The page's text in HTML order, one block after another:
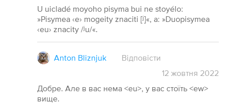
U uicladé moyoho pisyma bui ne stoyélo:
»Pisymea ‹e› mogeity znaciti [ʲ]«, a: »Duopisymea
‹eu› znacity /ʲu/«.
Anton Bliznjuk
Відповісти
12жовтня 2022
Добре. Але в вас нема <eu>, у вас стоїть <ew>
вище.